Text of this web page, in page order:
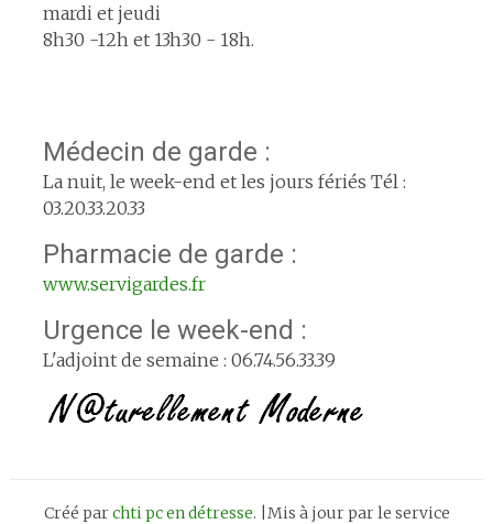
mardi et jeudi
8h30 -12h et 13h30 - 18h.
Médecin de garde :
La nuit, le week-end et les jours fériés Tél :
03.20.33.20.33
Pharmacie de garde :
www.servigardes.fr
Urgence le week-end :
L'adjoint de semaine : 06.74.56.33.39
Créé parchti pc en détresse. |Mis à jour par le service